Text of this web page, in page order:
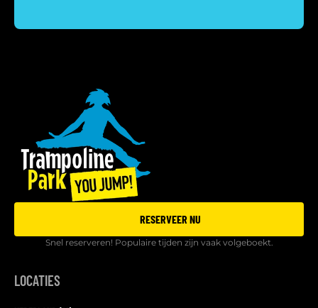
RESERVEER NU
Snel reserveren! Populaire tijden zijn vaak volgeboekt.
LOCATIES